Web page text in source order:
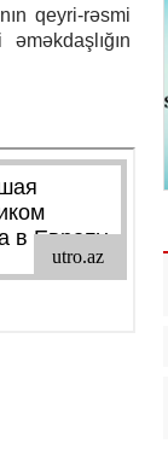
qeyri-rəsmi